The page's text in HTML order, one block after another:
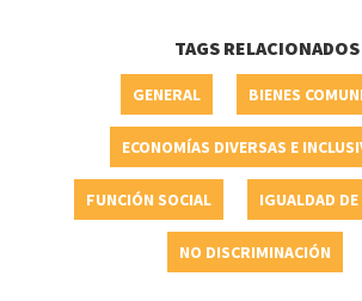
TAGS RELACIONADOS
GENERAL BIENES
ECONOMÍAS DIVERSAS E
FUNCIÓN SOCIAL IGUALDAD DE
NO DISCRIMINACIÓN